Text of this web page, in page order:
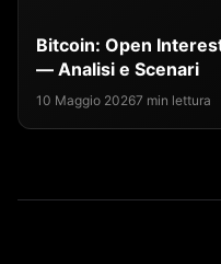
Bitcoin: Open
— Analisi e Scenari
10 Maggio 20267 min lettura